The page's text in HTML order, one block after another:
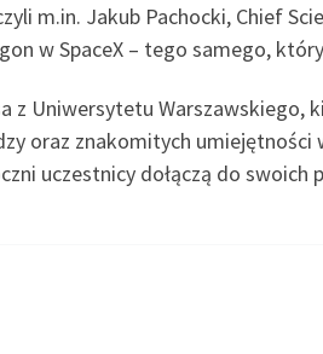
m.in. Jakub Pachocki, Chief
w SpaceX – tego samego,
z Uniwersytetu Warszawskiego,
oraz znakomitych
uczestnicy dołączą do